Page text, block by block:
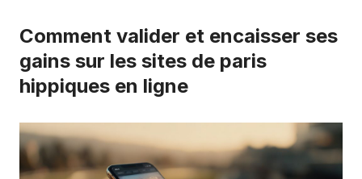
Comment valider et encaisser ses
gains sur les sites de paris
hippiques en ligne